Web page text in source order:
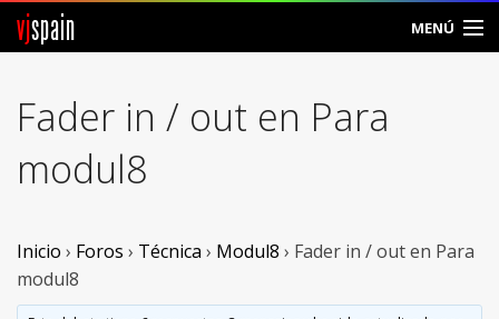
vjspain MENÚ
Foros
Noticias
Vjspain
Ayuda
Fader in / out en Para
modul8
Inicio › Foros › Técnica › Modul8 › Fader in / out en Para
modul8